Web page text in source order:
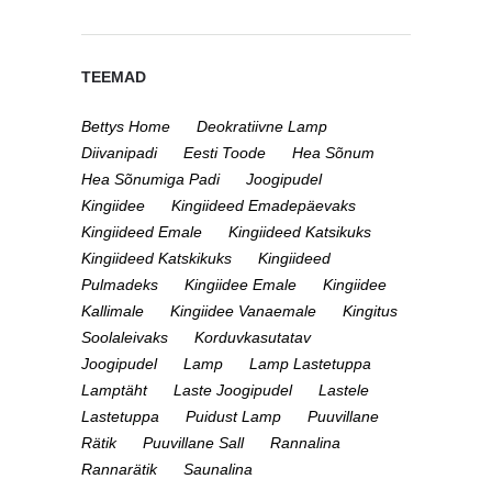
TEEMAD
Bettys Home
Deokratiivne Lamp
Diivanipadi
Eesti Toode
Hea Sõnum
Hea Sõnumiga Padi
Joogipudel
Kingiidee
Kingiideed Emadepäevaks
Kingiideed Emale
Kingiideed Katsikuks
Kingiideed Katskikuks
Kingiideed
Pulmadeks
Kingiidee Emale
Kingiidee
Kallimale
Kingiidee Vanaemale
Kingitus
Soolaleivaks
Korduvkasutatav
Joogipudel
Lamp
Lamp Lastetuppa
Lamptäht
Laste Joogipudel
Lastele
Lastetuppa
Puidust Lamp
Puuvillane
Rätik
Puuvillane Sall
Rannalina
Rannarätik
Saunalina